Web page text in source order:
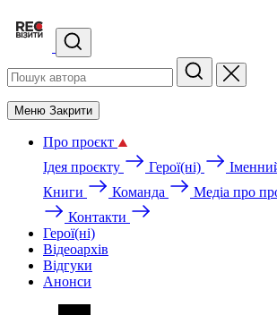
Меню Закрити
Про проєкт
Ідея проєкту
Герої(ні)
Книги
Команда Медіа про
Контакти
Герої(ні)
Відеоархів
Відгуки
Анонси